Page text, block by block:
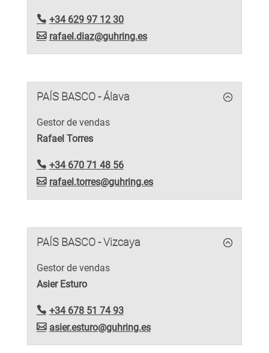
+34 629 97 12 30
rafael.diaz@guhring.es
PAÍS BASCO - Álava
Gestor de vendas
Rafael Torres
+34 670 71 48 56
rafael.torres@guhring.es
PAÍS BASCO - Vizcaya
Gestor de vendas
Asier Esturo
+34 678 51 74 93
asier.esturo@guhring.es